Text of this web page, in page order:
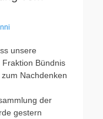
unsere
Bündnis
Nachdenken
der
gestern